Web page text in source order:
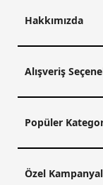
Hakkımızda
Alışveriş
Popüler
Özel